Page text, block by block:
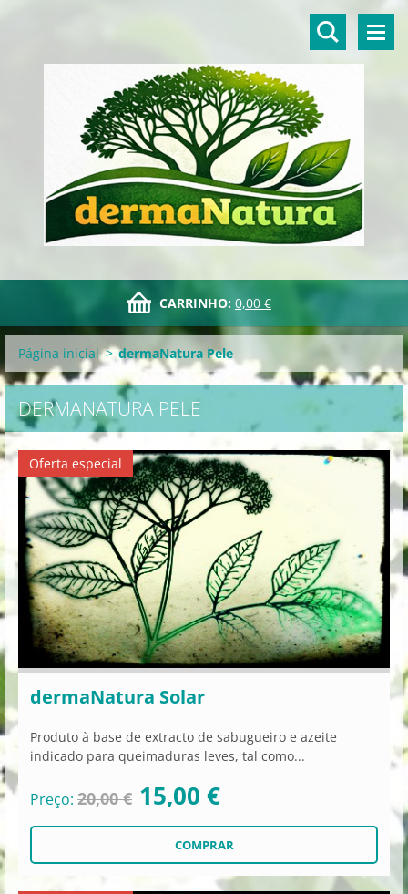
CARRINHO: 0,00 €
Página inicial > dermaNatura Pele
DERMANATURA PELE
dermaNatura Solar
Oferta especial
Produto à base de extracto de sabugueiro e azeite
indicado para queimaduras leves, tal como...
Preço: 20,00 € 15,00 €